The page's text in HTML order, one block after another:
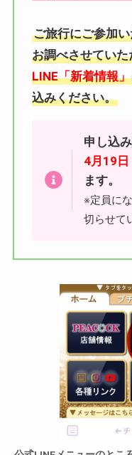
ご旅行にご参加
お調べさせてい
LINE「新着情報」
込みください。
申し込
4月19日
ます。
※定員に
切らせて